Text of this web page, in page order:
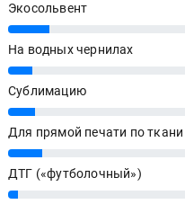
Экосольвент
12%
На водных чернилах
7%
Сублимацию
8%
Для прямой печати по ткани
10%
ДТГ («футболочный»)
3%